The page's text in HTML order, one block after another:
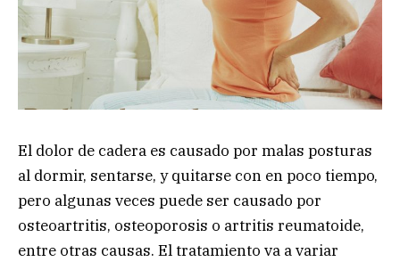
El dolor de cadera es causado por malas posturas
al dormir, sentarse, y quitarse con en poco tiempo,
pero algunas veces puede ser causado por
osteoartritis, osteoporosis o artritis reumatoide,
entre otras causas. El tratamiento va a variar